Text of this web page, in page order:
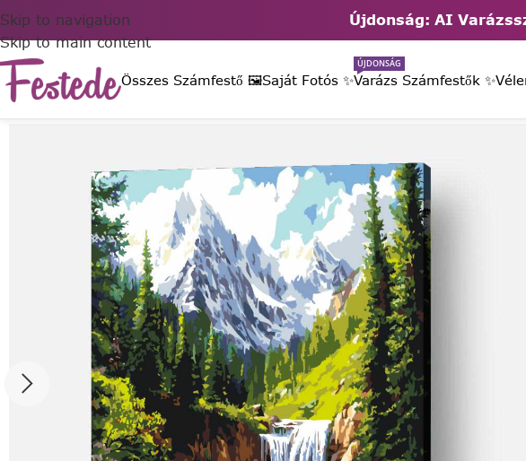
Újdonság: AI
Skip to navigation
Skip to main content
Összes Számfestő 🖼️Saját Fotós ✨Varázs Számfestők ✨
ÚJDONSÁG